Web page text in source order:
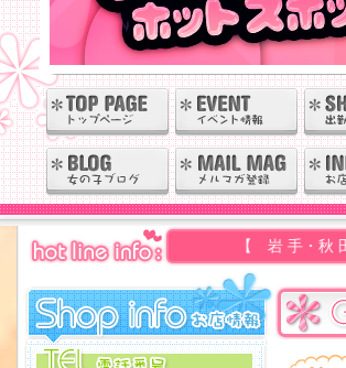
【 岩 手・秋 田 】の人気